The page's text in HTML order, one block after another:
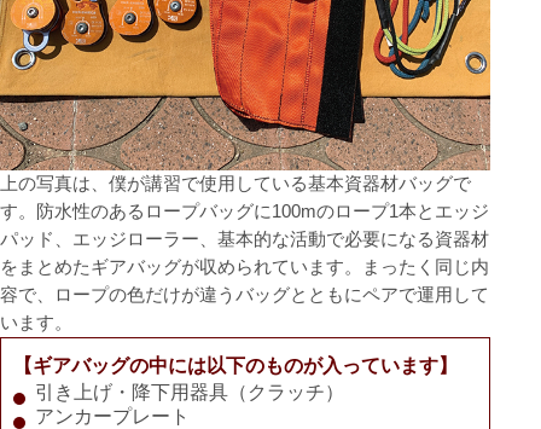
上の写真は、僕が講習で使用している基本資器材バッグで
す。防水性のあるロープバッグに100mのロープ1本とエッジ
パッド、エッジローラー、基本的な活動で必要になる資器材
をまとめたギアバッグが収められています。まったく同じ内
容で、ロープの色だけが違うバッグとともにペアで運用して
います。
【ギアバッグの中には以下のものが入っています】
引き上げ・降下用器具（クラッチ）
アンカープレート